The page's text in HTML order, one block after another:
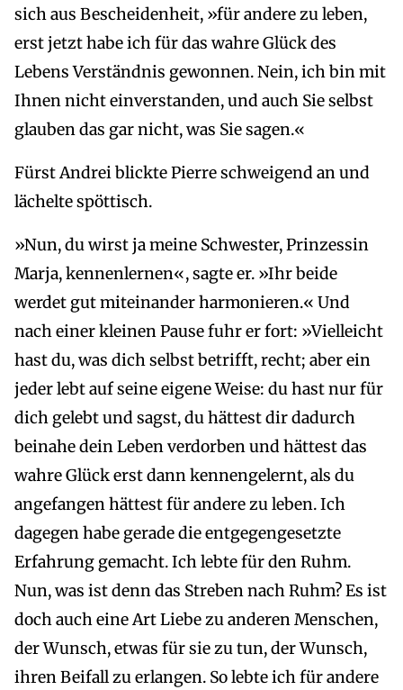
sich aus Bescheidenheit, »für andere zu leben,
erst jetzt habe ich für das wahre Glück des
Lebens Verständnis gewonnen. Nein, ich bin mit
Ihnen nicht einverstanden, und auch Sie selbst
glauben das gar nicht, was Sie sagen.«
Fürst Andrei blickte Pierre schweigend an und
lächelte spöttisch.
»Nun, du wirst ja meine Schwester, Prinzessin
Marja, kennenlernen«, sagte er. »Ihr beide
werdet gut miteinander harmonieren.« Und
nach einer kleinen Pause fuhr er fort: »Vielleicht
hast du, was dich selbst betrifft, recht; aber ein
jeder lebt auf seine eigene Weise: du hast nur für
dich gelebt und sagst, du hättest dir dadurch
beinahe dein Leben verdorben und hättest das
wahre Glück erst dann kennengelernt, als du
angefangen hättest für andere zu leben. Ich
dagegen habe gerade die entgegengesetzte
Erfahrung gemacht. Ich lebte für den Ruhm.
Nun, was ist denn das Streben nach Ruhm? Es ist
doch auch eine Art Liebe zu anderen Menschen,
der Wunsch, etwas für sie zu tun, der Wunsch,
ihren Beifall zu erlangen. So lebte ich für andere